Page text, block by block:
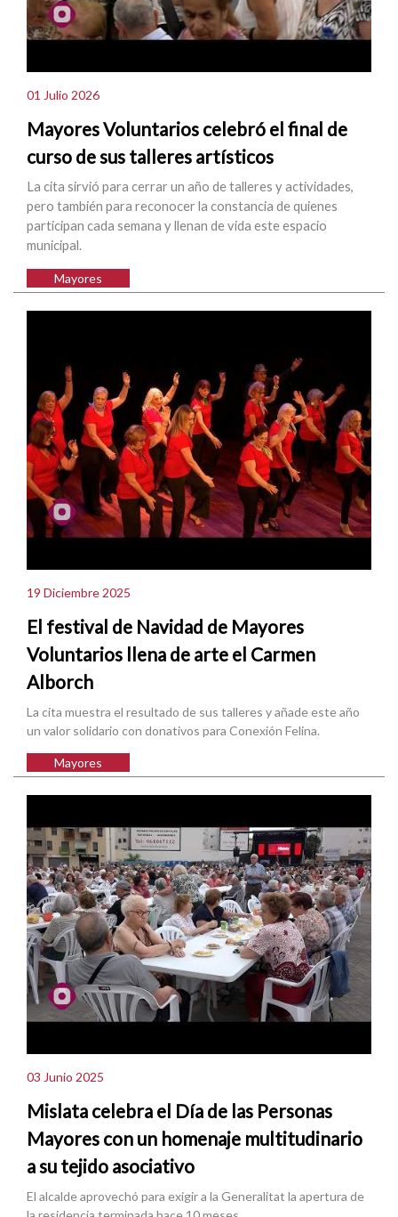
01 Julio 2026
Mayores Voluntarios celebró el final de
curso de sus talleres artísticos
La cita sirvió para cerrar un año de talleres y actividades,
pero también para reconocer la constancia de quienes
participan cada semana y llenan de vida este espacio
municipal.
Mayores
19 Diciembre 2025
El festival de Navidad de Mayores
Voluntarios llena de arte el Carmen
Alborch
La cita muestra el resultado de sus talleres y añade este año
un valor solidario con donativos para Conexión Felina.
Mayores
03 Junio 2025
Mislata celebra el Día de las Personas
Mayores con un homenaje multitudinario
a su tejido asociativo
El alcalde aprovechó para exigir a la Generalitat la apertura de